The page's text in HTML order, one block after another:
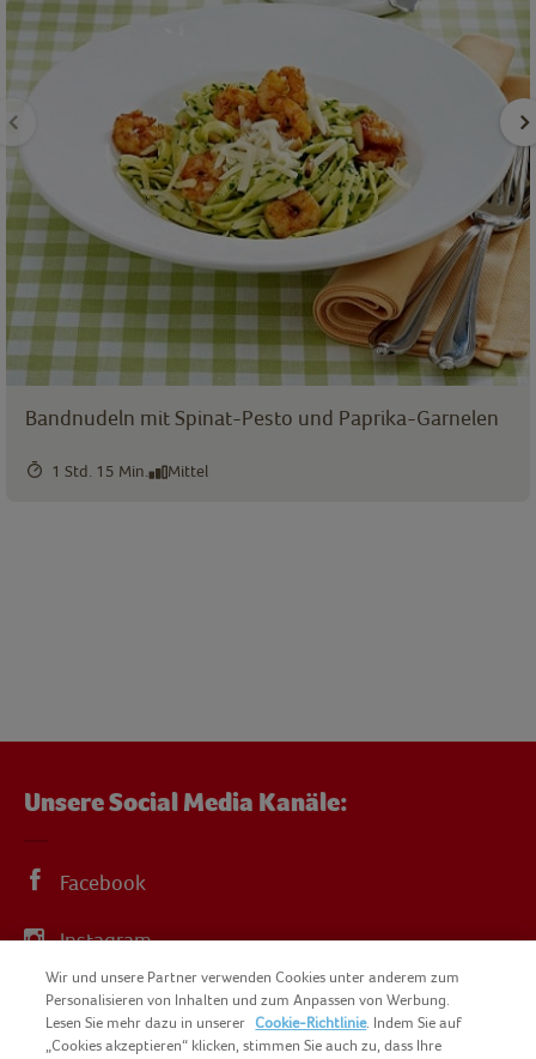
Bandnudeln mit Spinat-Pesto und Paprika-Garnelen
1 Std. 15 Min. Mittel
Unsere Social Media Kanäle:
Facebook
Instagram
YouTube
Wir und unsere Partner verwenden Cookies unter anderem zum
Personalisieren von Inhalten und zum Anpassen von Werbung.
Lesen Sie mehr dazu in unserer Cookie-Richtlinie. Indem Sie auf
„Cookies akzeptieren“ klicken, stimmen Sie auch zu, dass Ihre